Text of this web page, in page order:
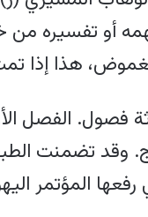
أو تفسيره
هذا إذا
فصول. الفصل
رفعها المؤتمر